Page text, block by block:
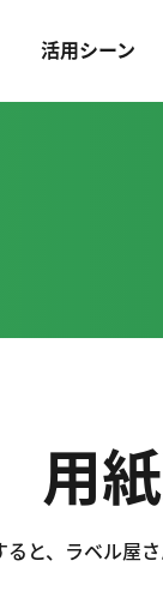
活用シーン
用
ると、ラベル屋